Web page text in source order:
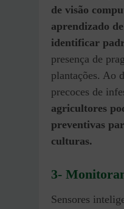
de visão
aprendizado
identificar
presença de
plantações. Ao
precoces de
agricultores
preventivas
culturas.
3-
Sensores